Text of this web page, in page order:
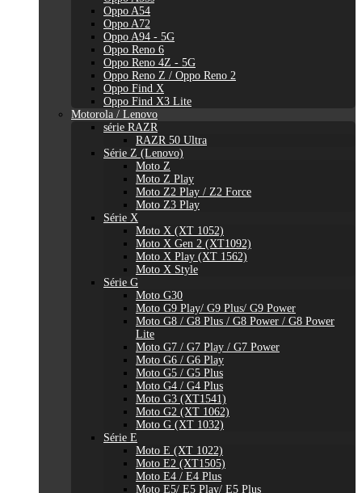
Oppo A54
Oppo A72
Oppo A94 - 5G
Oppo Reno 6
Oppo Reno 4Z - 5G
Oppo Reno Z / Oppo Reno 2
Oppo Find X
Oppo Find X3 Lite
Motorola / Lenovo
série RAZR
RAZR 50 Ultra
Série Z (Lenovo)
Moto Z
Moto Z Play
Moto Z2 Play / Z2 Force
Moto Z3 Play
Série X
Moto X (XT 1052)
Moto X Gen 2 (XT1092)
Moto X Play (XT 1562)
Moto X Style
Série G
Moto G30
Moto G9 Play/ G9 Plus/ G9 Power
Moto G8 / G8 Plus / G8 Power / G8 Power
Lite
Moto G7 / G7 Play / G7 Power
Moto G6 / G6 Play
Moto G5 / G5 Plus
Moto G4 / G4 Plus
Moto G3 (XT1541)
Moto G2 (XT 1062)
Moto G (XT 1032)
Série E
Moto E (XT 1022)
Moto E2 (XT1505)
Moto E4 / E4 Plus
Moto E5/ E5 Play/ E5 Plus